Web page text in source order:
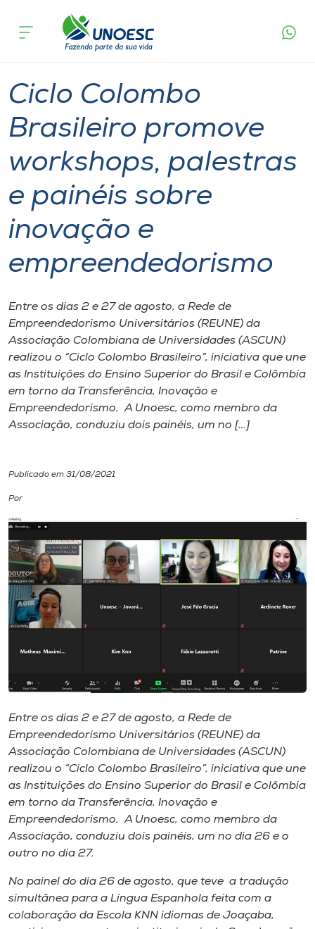
Cursos
Pesquisa
Atendimento ao Estudante
Portal de Ensino
Unoesc
Internacionalização
I.nova
Diplomados
Cultura
CPA
Editora
Rádio
Unoesc
Selecione
A+
A-
acontece
empreendedorismo
Ciclo Colombo
Brasileiro promove
workshops, palestras
e painéis sobre
inovação e
empreendedorismo
Entre os dias 2 e 27 de agosto, a Rede de
Empreendedorismo Universitários (REUNE) da
Associação Colombiana de Universidades (ASCUN)
realizou o “Ciclo Colombo Brasileiro”, iniciativa que une
as Instituições do Ensino Superior do Brasil e Colômbia
em torno da Transferência, Inovação e
Empreendedorismo. A Unoesc, como membro da
Associação, conduziu dois painéis, um no […]
Publicado em 31/08/2021
Por
Entre os dias 2 e 27 de agosto, a Rede de
Empreendedorismo Universitários (REUNE) da
Associação Colombiana de Universidades (ASCUN)
realizou o “Ciclo Colombo Brasileiro”, iniciativa que une
as Instituições do Ensino Superior do Brasil e Colômbia
em torno da Transferência, Inovação e
Empreendedorismo. A Unoesc, como membro da
Associação, conduziu dois painéis, um no dia 26 e o
outro no dia 27.
No painel do dia 26 de agosto, que teve a tradução
simultânea para a Língua Espanhola feita com a
colaboração da Escola KNN idiomas de Joaçaba,